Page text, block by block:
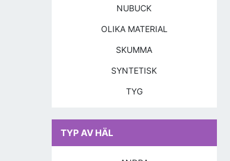
NUBUCK
OLIKA MATERIAL
SKUMMA
SYNTETISK
TYG
TYP AV HÄL